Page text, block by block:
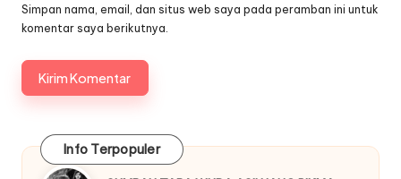
Simpan nama, email, dan situs web saya pada peramban ini untuk
komentar saya berikutnya.
Info Terpopuler